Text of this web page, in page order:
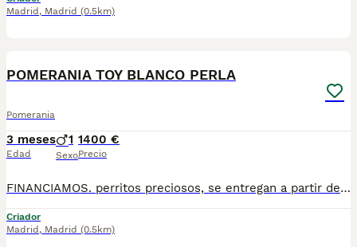
Madrid , Madrid (0.5km)
POMERANIA TOY BLANCO PERLA
Pomerania
3 meses
Edad
1
Sexo
1400 €
Precio
FINANCIAMOS. perritos preciosos, se entregan a partir de 2 meses y medio de edad, con mínimo 2 vacunas y 2 desparasitaciones. Se entregan con garantía vírica y genética. Con el microchip, su cartilla oficial, contrato de compra y factura. Compra responsablemente en un criador especializado, oficial y homologado con núcleo zoológico. Llámanos para más información. Los precios varían en función de la raza, edad, color y línea del cachorros
Criador
Madrid , Madrid (0.5km)